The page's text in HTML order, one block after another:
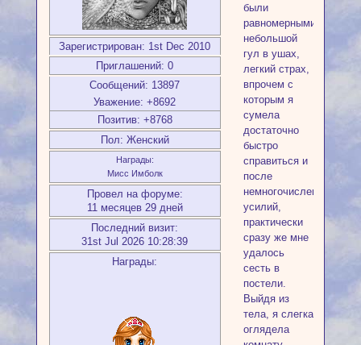
Зарегистрирован: 1st Dec 2010
Приглашений: 0
Сообщений: 13897
Уважение: +8692
Позитив: +8768
Пол: Женский
Награды:
Мисс Имболк
Провел на форуме:
11 месяцев 29 дней
Последний визит:
31st Jul 2026 10:28:39
Награды:
были
равномерными,
небольшой
гул в ушах,
легкий страх,
впрочем с
которым я
сумела
достаточно
быстро
справиться и
после
немногочисленных
усилий,
практически
сразу же мне
удалось
сесть в
постели.
Выйдя из
тела, я слегка
оглядела